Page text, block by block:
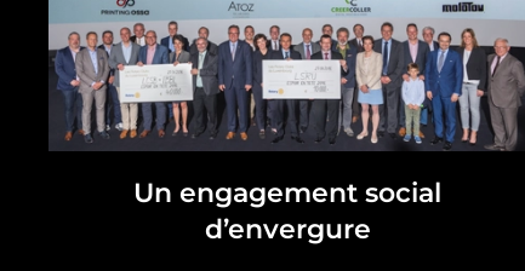
Un engagement social
d’envergure